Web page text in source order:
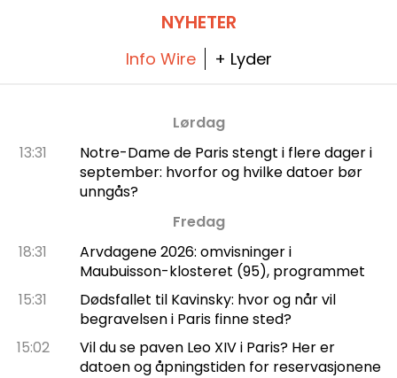
slottet, men tilpasset for våre samlede bord!
NYHETER
Info Wire + Lyder
Lørdag
13:31
Notre-Dame de Paris stengt i flere dager i
september: hvorfor og hvilke datoer bør
unngås?
Fredag
18:31
Arvdagene 2026: omvisninger i
Maubuisson-klosteret (95), programmet
15:31
Dødsfallet til Kavinsky: hvor og når vil
begravelsen i Paris finne sted?
15:02
Vil du se paven Leo XIV i Paris? Her er
datoen og åpningstiden for reservasjonene